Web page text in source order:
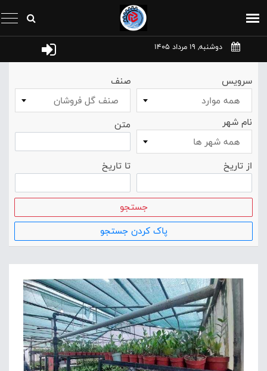
دوشنبه, 19 مرداد 1405
سرویس
همه موارد
صنف
صنف گل فروشان
نام شهر
همه شهر ها
متن
از تاریخ تا تاریخ
جستجو
پاک کردن جستجو